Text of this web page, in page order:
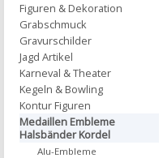
Figuren & Dekoration
Grabschmuck
Gravurschilder
Jagd Artikel
Karneval & Theater
Kegeln & Bowling
Kontur Figuren
Medaillen Embleme
Halsbänder Kordel
Alu-Embleme